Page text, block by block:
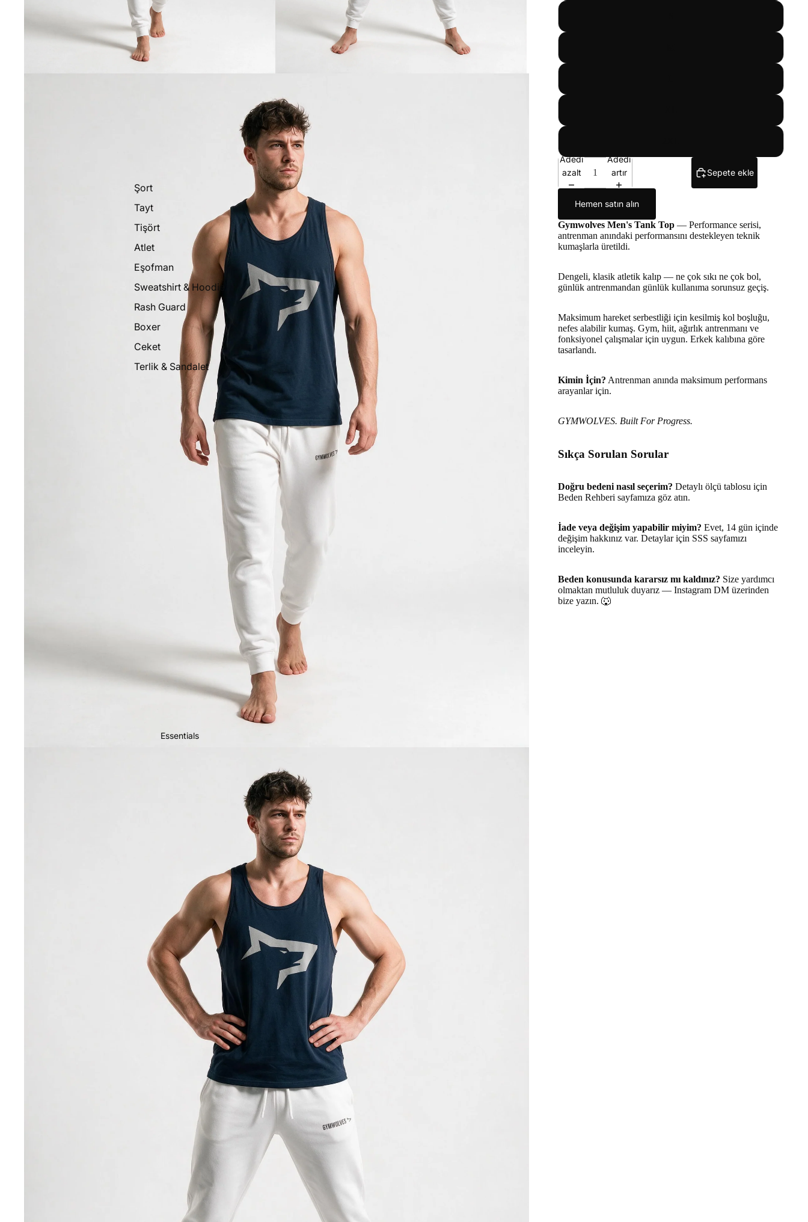
Şort
Tayt
Tişört
Atlet
Eşofman
Sweatshirt & Hoodie
Rash Guard
Boxer
Ceket
Terlik & Sandalet
Essentials
Adedi
azalt
Adedi
artır
Sepete ekle
Hemen satın alın
Gymwolves Men's Tank Top — Performance serisi,
antrenman anındaki performansını destekleyen teknik
kumaşlarla üretildi.
Dengeli, klasik atletik kalıp — ne çok sıkı ne çok bol,
günlük antrenmandan günlük kullanıma sorunsuz geçiş.
Maksimum hareket serbestliği için kesilmiş kol boşluğu,
nefes alabilir kumaş. Gym, hiit, ağırlık antrenmanı ve
fonksiyonel çalışmalar için uygun. Erkek kalıbına göre
tasarlandı.
Kimin İçin? Antrenman anında maksimum performans
arayanlar için.
GYMWOLVES. Built For Progress.
Sıkça Sorulan Sorular
Doğru bedeni nasıl seçerim? Detaylı ölçü tablosu için
Beden Rehberi sayfamıza göz atın.
İade veya değişim yapabilir miyim? Evet, 14 gün içinde
değişim hakkınız var. Detaylar için SSS sayfamızı
inceleyin.
Beden konusunda kararsız mı kaldınız? Size yardımcı
olmaktan mutluluk duyarız — Instagram DM üzerinden
bize yazın. 🐺